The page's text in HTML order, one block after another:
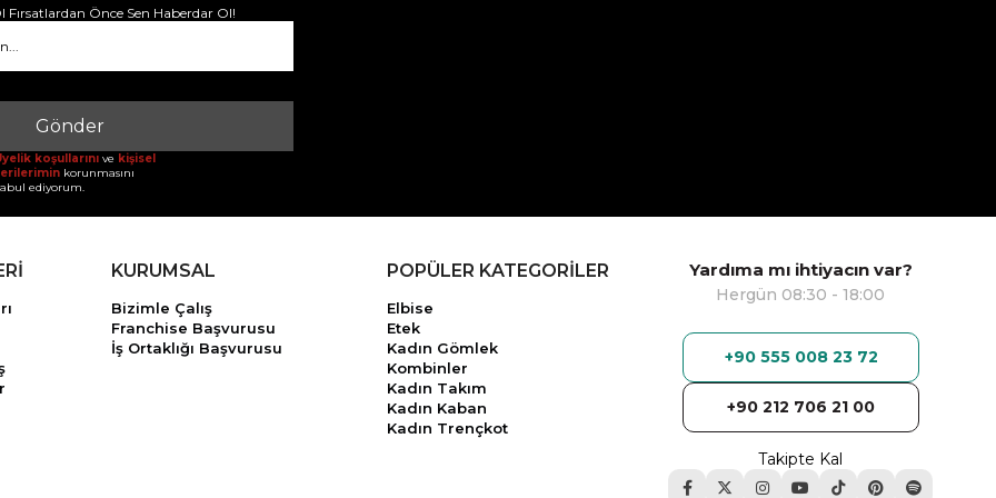
Fırsatlardan Önce Sen Haberdar Ol!
Gönder
koşullarını ve kişisel
korunmasını
ediyorum.
KURUMSAL
Bizimle Çalış
Franchise Başvurusu
İş Ortaklığı Başvurusu
POPÜLER KATEGORİLER
Elbise
Etek
Kadın Gömlek
Kombinler
Kadın Takım
Kadın Kaban
Kadın Trençkot
Yardıma mı ihtiyacın var?
Hergün 08:30 - 18:00
+90 555 008 23 72
+90 212 706 21 00
Takipte Kal